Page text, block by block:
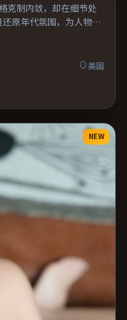
克制内敛，却在细节处
原年代氛围，为人物动
美国
NEW